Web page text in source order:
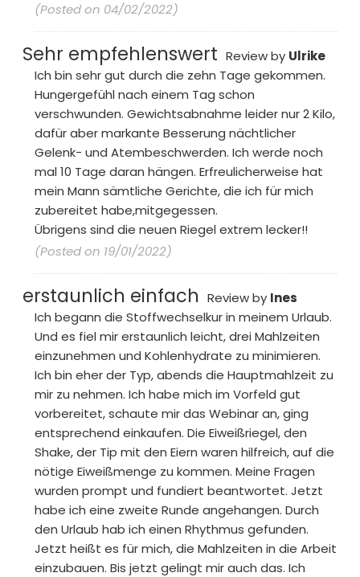
(Posted on 04/02/2022)
Sehr empfehlenswert Review by Ulrike
Ich bin sehr gut durch die zehn Tage gekommen.
Hungergefühl nach einem Tag schon
verschwunden. Gewichtsabnahme leider nur 2 Kilo,
dafür aber markante Besserung nächtlicher
Gelenk- und Atembeschwerden. Ich werde noch
mal 10 Tage daran hängen. Erfreulicherweise hat
mein Mann sämtliche Gerichte, die ich für mich
zubereitet habe,mitgegessen.
Übrigens sind die neuen Riegel extrem lecker!!
(Posted on 19/01/2022)
erstaunlich einfach Review by Ines
Ich begann die Stoffwechselkur in meinem Urlaub.
Und es fiel mir erstaunlich leicht, drei Mahlzeiten
einzunehmen und Kohlenhydrate zu minimieren.
Ich bin eher der Typ, abends die Hauptmahlzeit zu
mir zu nehmen. Ich habe mich im Vorfeld gut
vorbereitet, schaute mir das Webinar an, ging
entsprechend einkaufen. Die Eiweißriegel, den
Shake, der Tip mit den Eiern waren hilfreich, auf die
nötige Eiweißmenge zu kommen. Meine Fragen
wurden prompt und fundiert beantwortet. Jetzt
habe ich eine zweite Runde angehangen. Durch
den Urlaub hab ich einen Rhythmus gefunden.
Jetzt heißt es für mich, die Mahlzeiten in die Arbeit
einzubauen. Bis jetzt gelingt mir auch das. Ich